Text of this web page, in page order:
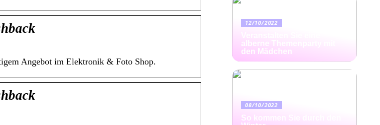
Angebot im Elektronik & Foto Shop.
12/10/2022
Veranstalten Sie eine
alberne Themenparty mit
den Mädchen
08/10/2022
So kommen Sie durch den